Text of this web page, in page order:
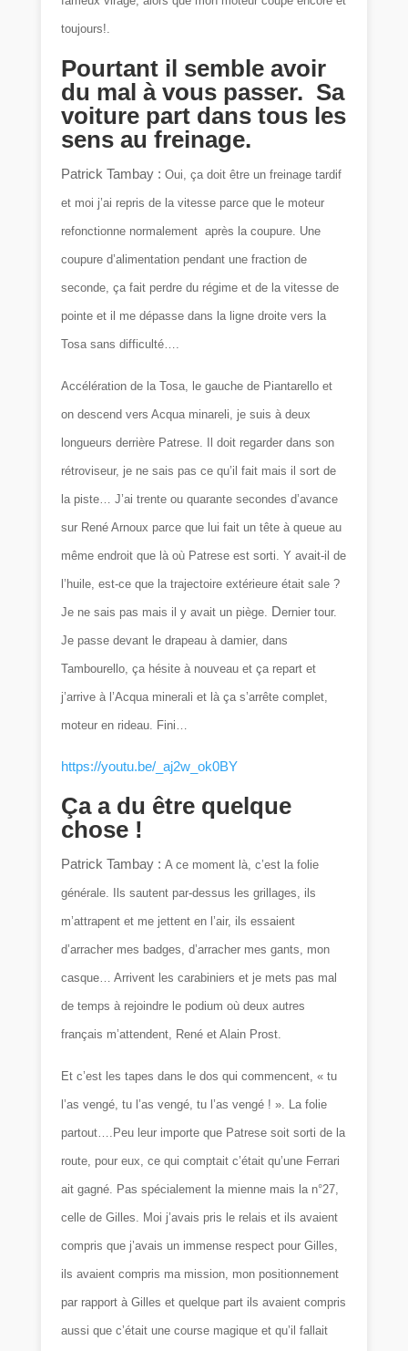
toujours!.
Pourtant il semble avoir
du mal à vous passer. Sa
voiture part dans tous les
sens au freinage.
Patrick Tambay :Oui, ça doit être un freinage tardif
et moi j’ai repris de la vitesse parce que le moteur
refonctionne normalement après la coupure. Une
coupure d’alimentation pendant une fraction de
seconde, ça fait perdre du régime et de la vitesse de
pointe et il me dépasse dans la ligne droite vers la
Tosa sans difficulté….
Accélération de la Tosa, le gauche de Piantarello et
on descend vers Acqua minareli, je suis à deux
longueurs derrière Patrese. Il doit regarder dans son
rétroviseur, je ne sais pas ce qu’il fait mais il sort de
la piste… J’ai trente ou quarante secondes d’avance
sur René Arnoux parce que lui fait un tête à queue au
même endroit que là où Patrese est sorti. Y avait-il de
l’huile, est-ce que la trajectoire extérieure était sale ?
Je ne sais pas mais il y avait un piège. Dernier tour.
Je passe devant le drapeau à damier, dans
Tambourello, ça hésite à nouveau et ça repart et
j’arrive à l’Acqua minerali et là ça s’arrête complet,
moteur en rideau. Fini…
https://youtu.be/_aj2w_ok0BY
Ça a du être quelque
chose !
Patrick Tambay :A ce moment là, c’est la folie
générale. Ils sautent par-dessus les grillages, ils
m’attrapent et me jettent en l’air, ils essaient
d’arracher mes badges, d’arracher mes gants, mon
casque… Arrivent les carabiniers et je mets pas mal
de temps à rejoindre le podium où deux autres
français m’attendent, René et Alain Prost.
Et c’est les tapes dans le dos qui commencent, « tu
l’as vengé, tu l’as vengé, tu l’as vengé ! ». La folie
partout….Peu leur importe que Patrese soit sorti de la
route, pour eux, ce qui comptait c’était qu’une Ferrari
ait gagné. Pas spécialement la mienne mais la n°27,
celle de Gilles. Moi j’avais pris le relais et ils avaient
compris que j’avais un immense respect pour Gilles,
ils avaient compris ma mission, mon positionnement
par rapport à Gilles et quelque part ils avaient compris
aussi que c’était une course magique et qu’il fallait